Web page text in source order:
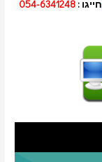
חייגו :054-6341248